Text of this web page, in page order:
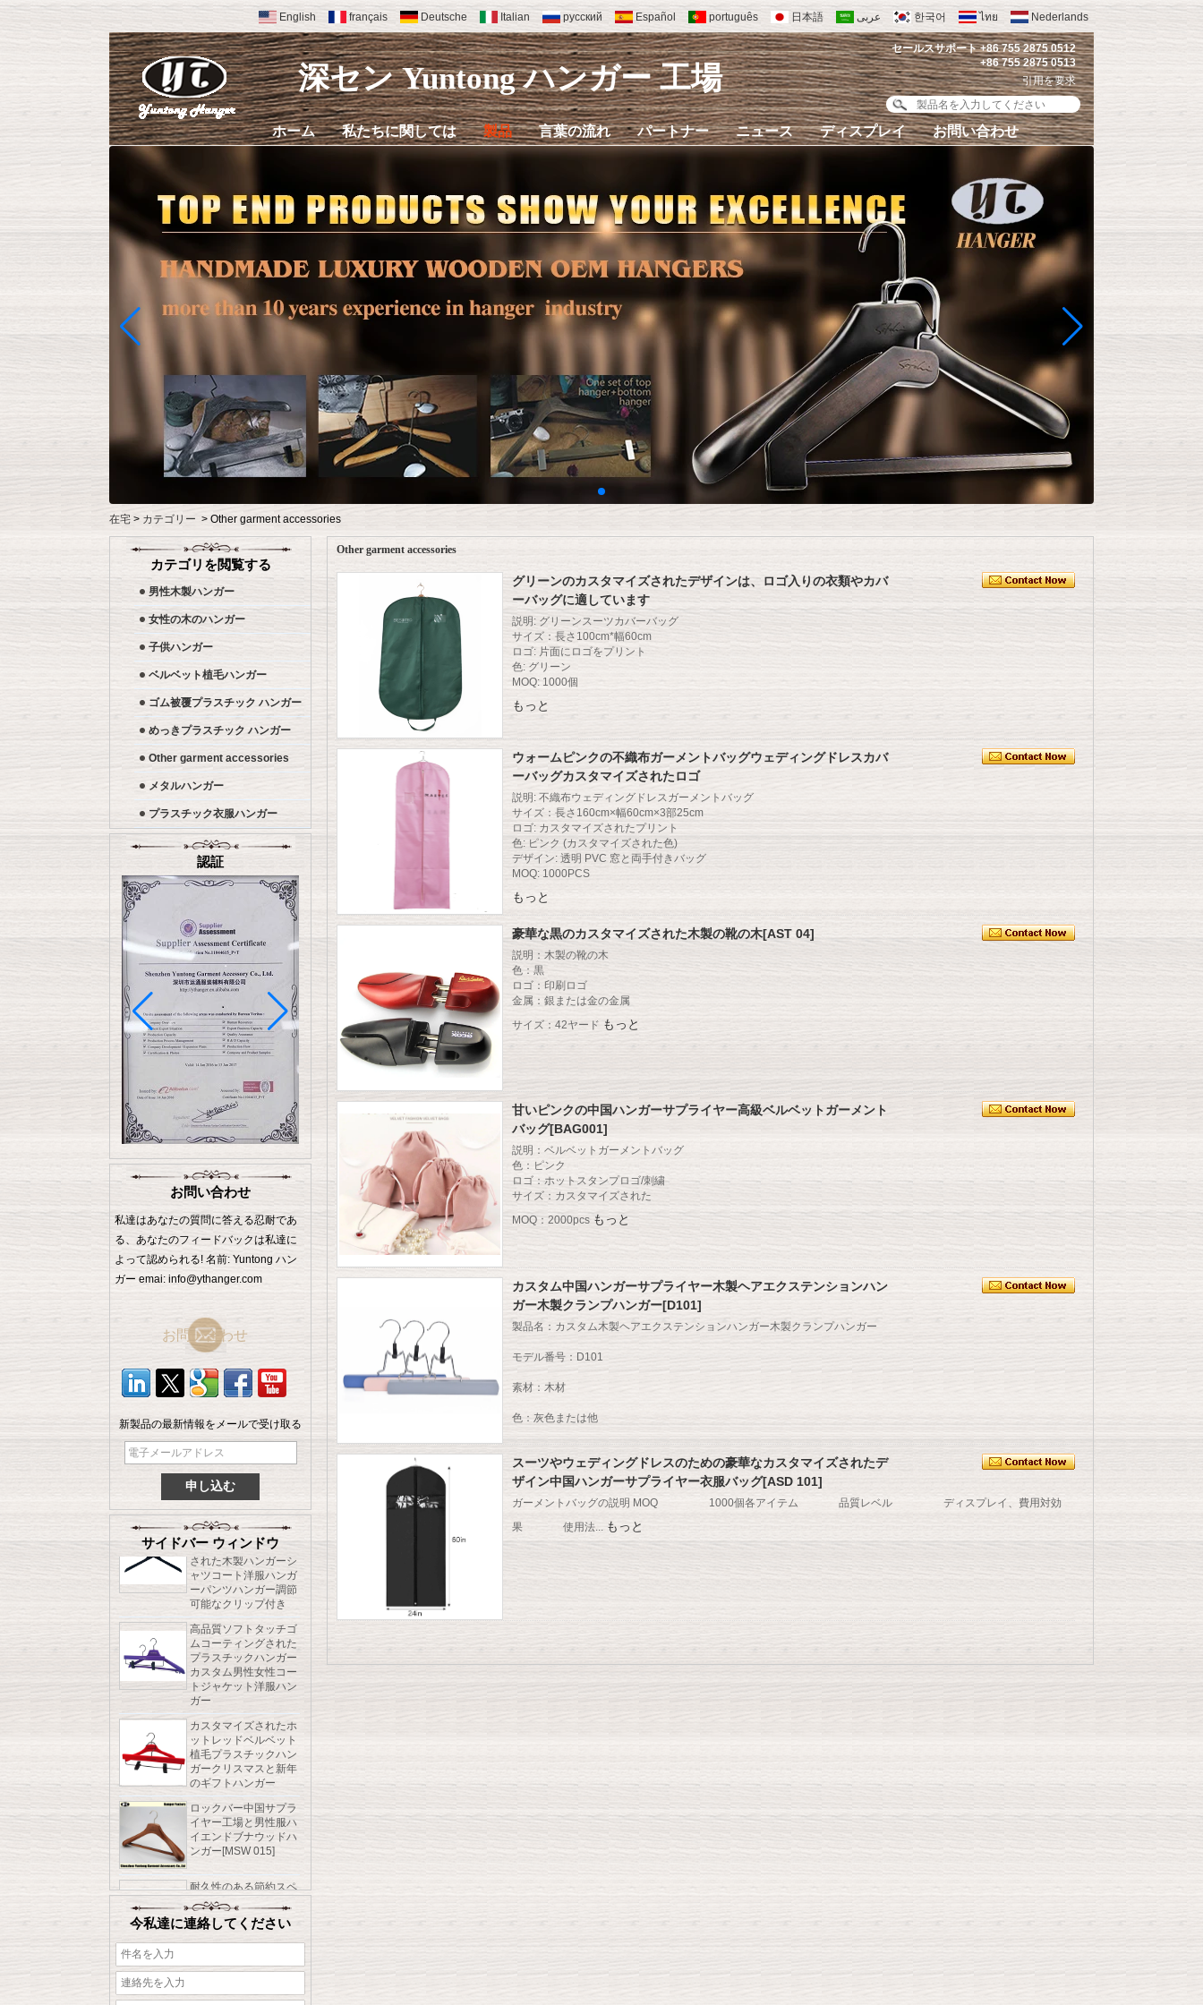
English français Deutsche Italian русский Español português 日本語 عربى 한국어 ไทย Nederlands
深セン Yuntong ハンガー工場
セールスサポート +86 755 2875 0512
+86 755 2875 0513
引用を要求
ホーム 私たちに関しては 製品 言葉の流れ パートナー ニュース ディスプレイ お問い合わせ
在宅 > カテゴリー > Other garment accessories
カテゴリを閲覧する
男性木製ハンガー
女性の木のハンガー
子供ハンガー
ベルベット植毛ハンガー
ゴム被覆プラスチック ハンガー
めっきプラスチック ハンガー
Other garment accessories
メタルハンガー
プラスチック衣服ハンガー
認証
お問い合わせ
私達はあなたの質問に答える忍耐であ
る、あなたのフィードバックは私達に
よって認められる! 名前: Yuntong ハン
ガー emai: info@ythanger.com
お問い合わせ
新製品の最新情報をメールで受け取る
サイドバー ウィンドウ
イヤー工場と男性服ハ
イエンドブナウッドハ
ンガー[MSW 015]
耐久性のある節約スペ
ースゴムコーティング
された木製ハンガーシ
ャツコート洋服ハンガ
ーパンツハンガー調節
可能なクリップ付き
高品質ソフトタッチゴ
ムコーティングされた
プラスチックハンガー
カスタム男性女性コー
トジャケット洋服ハン
ガー
カスタマイズされたホ
ットレッドベルベット
植毛プラスチックハン
ガークリスマスと新年
のギフトハンガー
ロックバー中国サプラ
イヤー工場と男性服ハ
イエンドブナウッドハ
ンガー[MSW 015]
ースゴムコーティング
された木製ハンガーシ
ャツコート洋服ハンガ
ーパンツハンガー調節
可能なクリップ付き
高品質ソフトタッチゴ
プラスチックハンガー
今私達に連絡してください
Other garment accessories
グリーンのカスタマイズされたデザインは、ロゴ入りの衣類やカバ
ーバッグに適しています
説明: グリーンスーツカバーバッグ
サイズ：長さ100cm*幅60cm
ロゴ: 片面にロゴをプリント
色: グリーン
MOQ: 1000個
もっと
ウォームピンクの不織布ガーメントバッグウェディングドレスカバ
ーバッグカスタマイズされたロゴ
説明: 不織布ウェディングドレスガーメントバッグ
サイズ：長さ160cm×幅60cm×3部25cm
ロゴ: カスタマイズされたプリント
色: ピンク (カスタマイズされた色)
デザイン: 透明 PVC 窓と両手付きバッグ
MOQ: 1000PCS
もっと
豪華な黒のカスタマイズされた木製の靴の木[AST 04]
説明：木製の靴の木
色：黒
ロゴ：印刷ロゴ
金属：銀または金の金属
サイズ：42ヤード もっと
甘いピンクの中国ハンガーサプライヤー高級ベルベットガーメント
バッグ[BAG001]
説明：ベルベットガーメントバッグ
色：ピンク
ロゴ：ホットスタンプロゴ/刺繍
サイズ：カスタマイズされた
MOQ：2000pcs もっと
カスタム中国ハンガーサプライヤー木製ヘアエクステンションハン
ガー木製クランプハンガー[D101]
製品名：カスタム木製ヘアエクステンションハンガー木製クランプハンガー
モデル番号：D101
素材：木材
色：灰色または他
サイズ：23cmカスタマイズ
フック：ラウンドメタルフック
ロゴ：印刷ロゴ;レーザーロゴ;ホットスタンピング;金属板のロゴ;プラスチック板のロゴ
スーツやウェディングドレスのための豪華なカスタマイズされたデ
ザイン中国ハンガーサプライヤー衣服バッグ[ASD 101]
ガーメントバッグの説明 MOQ 1000個各アイテム 品質レベル ディスプレイ、費用対効
果 使用法... もっと